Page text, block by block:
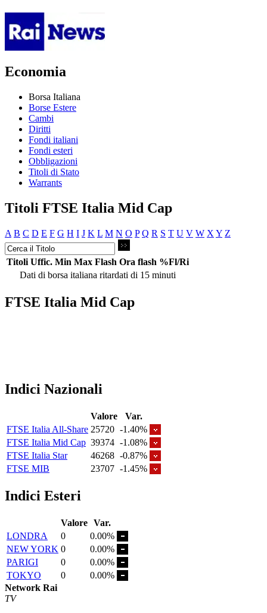
Economia
Borsa Italiana
Borse Estere
Cambi
Diritti
Fondi italiani
Fondi esteri
Obbligazioni
Titoli di Stato
Warrants
Titoli FTSE Italia Mid Cap
A B C D E F G H I J K L M N O P Q R S T U V W X Y Z
Titoli Uffic. Min Max Flash Ora flash %Fl/Ri
Dati di borsa italiana ritardati di 15 minuti
FTSE Italia Mid Cap
Indici Nazionali
Valore
Var.
FTSE Italia All-Share 25720 -1.40%
FTSE Italia Mid Cap 39374 -1.08%
FTSE Italia Star
46268 -0.87%
FTSE MIB
23707 -1.45%
Indici Esteri
Valore Var.
LONDRA
0
0.00%
NEW YORK 0
0.00%
PARIGI
0
0.00%
TOKYO
0
0.00%
Network Rai
TV